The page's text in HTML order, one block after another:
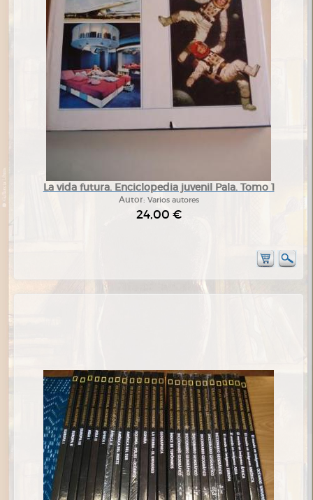
La vida futura. Enciclopedia juvenil Pala. Tomo 1
Autor: Varios autores
24,00 €